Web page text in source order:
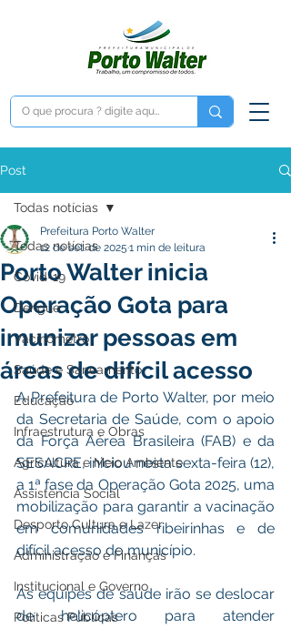
Post
Todas notícias
Covid-19
Dengue
Vacinômetro
Saúde e Saneamento
Educação
Infraestrutura e Obras
Agricultura e Meio Ambiente
Assistência Social
Desporto Cultura e Lazer
Administração e Finanças
Institucional e Governo
Políticas Públicas
Todas notícias
Porto Walter inicia
Operação Gota para
imunizar pessoas em
áreas de difícil acesso
Prefeitura Porto Walter
12 de set. de 2025 1 min de leitura
A Prefeitura de Porto Walter, por meio
da Secretaria de Saúde, com o apoio
da Força Aérea Brasileira (FAB) e da
SESACRE, iniciou nesta sexta-feira (12),
a 1ª fase da Operação Gota 2025, uma
mobilização para garantir a vacinação
em comunidades ribeirinhas e de
difícil acesso do município.
As equipes de saúde irão se deslocar
de helicóptero para atender